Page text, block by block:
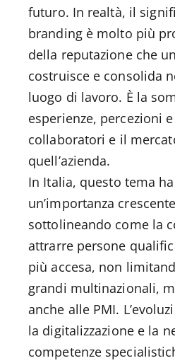
futuro. In realtà, il
branding è molto più
della reputazione che
costruisce e consolida
luogo di lavoro. È la
esperienze, percezioni
collaboratori e il
quell’azienda.
In Italia, questo tema
un’importanza
sottolineando come la
attrarre persone
più accesa, non
grandi multinazionali,
anche alle PMI.
la digitalizzazione e la
competenze